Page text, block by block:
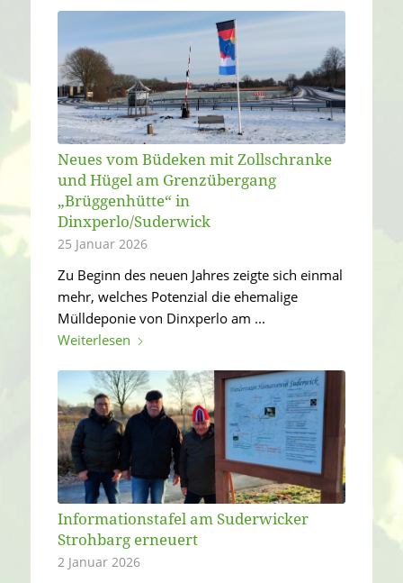
Neues vom Büdeken mit Zollschranke
und Hügel am Grenzübergang
„Brüggenhütte“ in
Dinxperlo/Suderwick
25 Januar 2026
Zu Beginn des neuen Jahres zeigte sich einmal
mehr, welches Potenzial die ehemalige
Mülldeponie von Dinxperlo am ...
Weiterlesen
Informationstafel am Suderwicker
Strohbarg erneuert
2 Januar 2026